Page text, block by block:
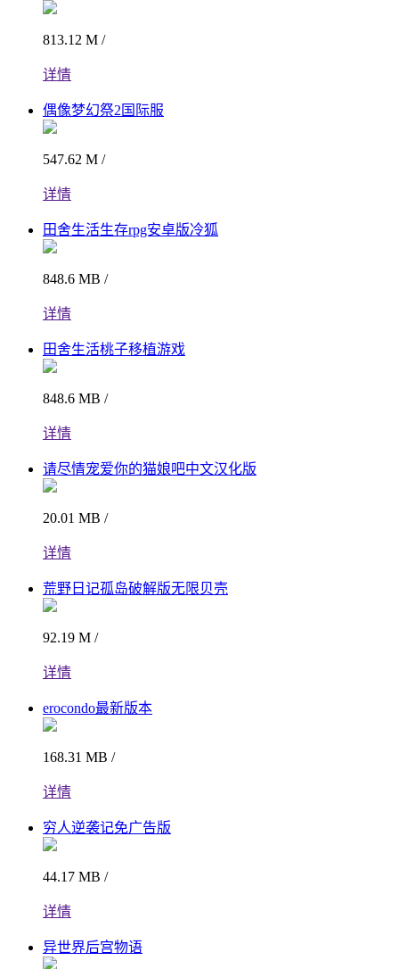
813.12 M /
详情
偶像梦幻祭2国际服
547.62 M /
详情
田舍生活生存rpg安卓版冷狐
848.6 MB /
详情
田舍生活桃子移植游戏
848.6 MB /
详情
请尽情宠爱你的猫娘吧中文汉化版
20.01 MB /
详情
荒野日记孤岛破解版无限贝壳
92.19 M /
详情
erocondo最新版本
168.31 MB /
详情
穷人逆袭记免广告版
44.17 MB /
详情
异世界后宫物语